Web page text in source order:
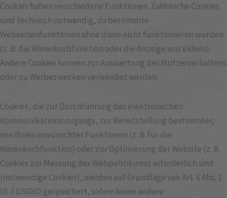
Cookies haben verschiedene Funktionen. Zahlreiche Cookies
sind technisch notwendig, da bestimmte
Webseitenfunktionen ohne diese nicht funktionieren würden
(z. B. die Warenkorbfunktion oder die Anzeige von Videos).
Andere Cookies können zur Auswertung des Nutzerverhaltens
oder zu Werbezwecken verwendet werden.
Cookies, die zur Durchführung des elektronischen
Kommunikationsvorgangs, zur Bereitstellung bestimmter,
von Ihnen erwünschter Funktionen (z. B. für die
Warenkorbfunktion) oder zur Optimierung der Website (z. B.
Cookies zur Messung des Webpublikums) erforderlich sind
(notwendige Cookies), werden auf Grundlage von Art. 6 Abs. 1
lit. f DSGVO gespeichert, sofern keine andere